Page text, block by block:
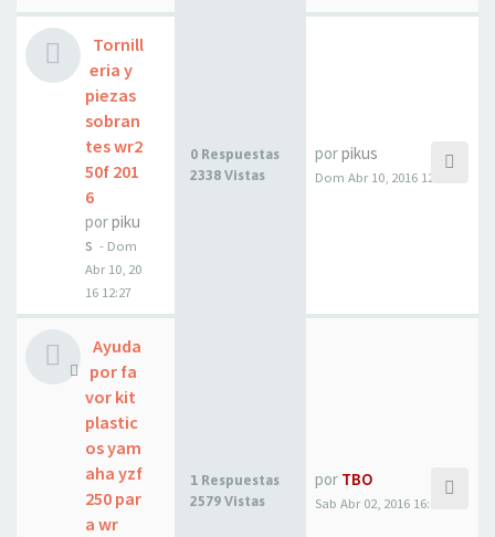
Tornill
eria y
piezas
sobran
tes wr2
50f 201
6
porpiku
s - Dom
Abr 10, 20
16 12:27
0 Respuestas
2338 Vistas
porpikus
Dom Abr 10, 2016 12:27
Ayuda
por fa
vor kit
plastic
os yam
aha yzf
250 par
a wr
1 Respuestas
2579 Vistas
por TBO
Sab Abr 02, 2016 16:03